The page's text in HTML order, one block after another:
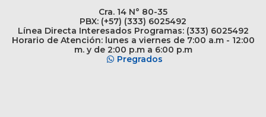
Cra. 14 N° 80-35
PBX: (+57) (333) 6025492
Línea Directa Interesados Programas: (333) 6025492
Horario de Atención: lunes a viernes de 7:00 a.m - 12:00
m. y de 2:00 p.m a 6:00 p.m
Pregrados